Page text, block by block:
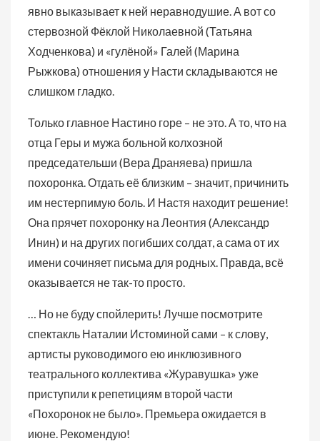
явно выказывает к ней неравнодушие. А вот со
стервозной Фёклой Николаевной (Татьяна
Ходченкова) и «гулёной» Галей (Марина
Рыжкова) отношения у Насти складываются не
слишком гладко.
Только главное Настино горе – не это. А то, что на
отца Геры и мужа больной колхозной
председательши (Вера Драняева) пришла
похоронка. Отдать её близким – значит, причинить
им нестерпимую боль. И Настя находит решение!
Она прячет похоронку на Леонтия (Александр
Инин) и на других погибших солдат, а сама от их
имени сочиняет письма для родных. Правда, всё
оказывается не так-то просто.
… Но не буду спойлерить! Лучше посмотрите
спектакль Наталии Истоминой сами – к слову,
артисты руководимого ею инклюзивного
театрального коллектива «Журавушка» уже
приступили к репетициям второй части
«Похоронок не было». Премьера ожидается в
июне. Рекомендую!